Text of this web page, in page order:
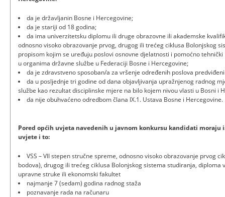
da je državljanin Bosne i Hercegovine;
da je stariji od 18 godina;
da ima univerzitetsku diplomu ili druge obrazovne ili akademske
odnosno visoko obrazovanje prvog, drugog ili trećeg ciklusa Bolonjskog
propisom kojim se uređuju poslovi osnovne djelatnosti i pomoćno
u organima državne službe u Federaciji Bosne i Hercegovine;
da je zdravstveno sposoban/a za vršenje određenih poslova
da u posljednje tri godine od dana objavljivanja upražnjenog radnog
službe kao rezultat disciplinske mjere na bilo kojem nivou vlasti u Bosni i
da nije obuhvaćeno odredbom člana IX.1. Ustava Bosne i Hercegovine.
Pored općih uvjeta navedenih u javnom konkursu kandidati moraju
uvjete i to:
VSS – VII stepen stručne spreme, odnosno visoko obrazovanje prvog
bodova), drugog ili trećeg ciklusa Bolonjskog sistema studiranja, diploma
upravne struke ili ekonomski fakultet
najmanje 7 (sedam) godina radnog staža
poznavanje rada na računaru